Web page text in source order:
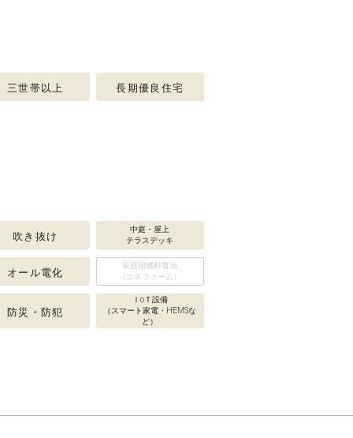
三世帯以上 長期優良住宅
吹き抜け
中庭・屋上
テラスデッキ
オール電化
家庭用燃料電池
（エネファーム）
防災・防犯
ＩoＴ設備
（スマート家電・HEMSな
ど）